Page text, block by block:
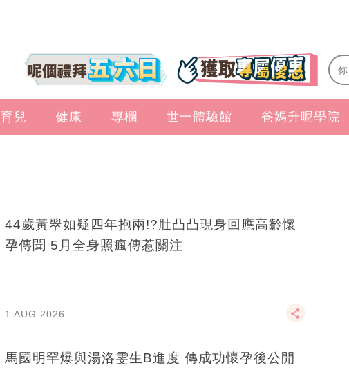
育兒 健康 專欄 世一體驗館 爸媽升呢學院
44歲黃翠如疑四年抱兩!?肚凸凸現身回應高齡懷
孕傳聞 5月全身照瘋傳惹關注
1 AUG 2026
馬國明罕爆與湯洛雯生B進度 傳成功懷孕後公開